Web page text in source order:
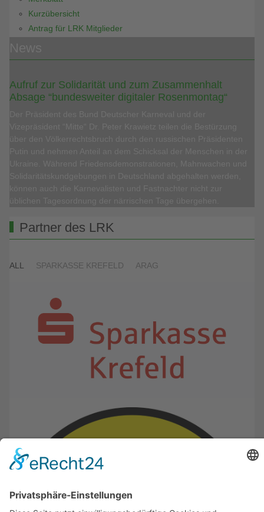
Kurzübersicht
Antrag für LRK Mitglieder
Aufruf zur Solidarität und zum Zusammenhalt
Absage “bundesweiter digitaler Rosenmontag“
Partner des LRK
ALL SPARKASSE KREFELD ARAG